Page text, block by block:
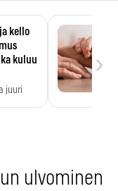
kello
kuluu
juuri
›
ulvominen